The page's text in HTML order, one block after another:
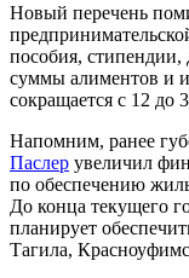
Новый перечень
пособия,
суммы алиментов и
сокращается с 12 до
Напомним, ранее
Паслер увеличил
по обеспечению
До конца текущего
планирует
Тагила,